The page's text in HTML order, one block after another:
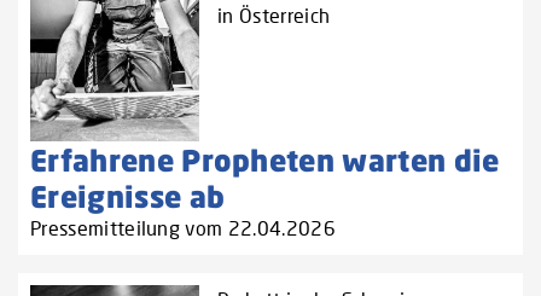
in Österreich
Erfahrene Propheten warten die
Ereignisse ab
Pressemitteilung vom 22.04.2026